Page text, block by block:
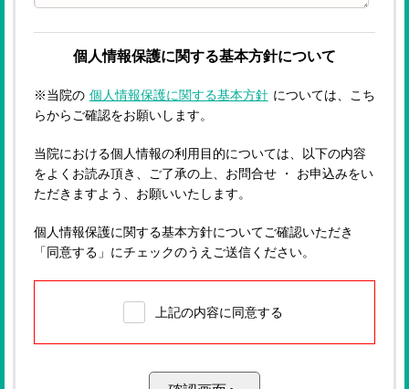
個人情報保護に関する基本方針について
※当院の 個人情報保護に関する基本方針 については、こち
らからご確認をお願いします。
当院における個人情報の利用目的については、以下の内容
をよくお読み頂き、ご了承の上、お問合せ ・ お申込みをい
ただきますよう、お願いいたします。
個人情報保護に関する基本方針についてご確認いただき
「同意する」にチェックのうえご送信ください。
上記の内容に同意する